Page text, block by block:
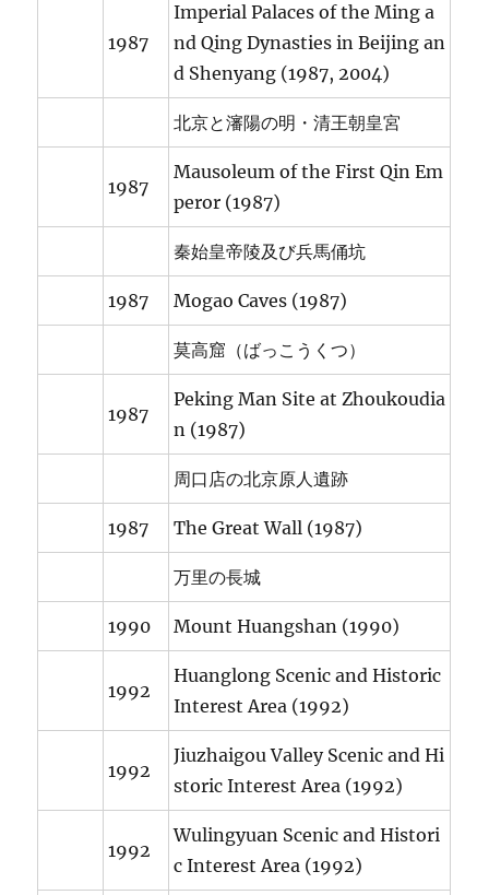
1987
Imperial Palaces of the Ming a
nd Qing Dynasties in Beijing an
d Shenyang (1987, 2004)
北京と瀋陽の明・清王朝皇宮
1987
Mausoleum of the First Qin Em
peror (1987)
秦始皇帝陵及び兵馬俑坑
1987 Mogao Caves (1987)
莫高窟（ばっこうくつ）
1987
Peking Man Site at Zhoukoudia
n (1987)
周口店の北京原人遺跡
1987 The Great Wall (1987)
万里の長城
1990 Mount Huangshan (1990)
1992
Huanglong Scenic and Historic
Interest Area (1992)
1992
Jiuzhaigou Valley Scenic and Hi
storic Interest Area (1992)
1992
Wulingyuan Scenic and Histori
c Interest Area (1992)